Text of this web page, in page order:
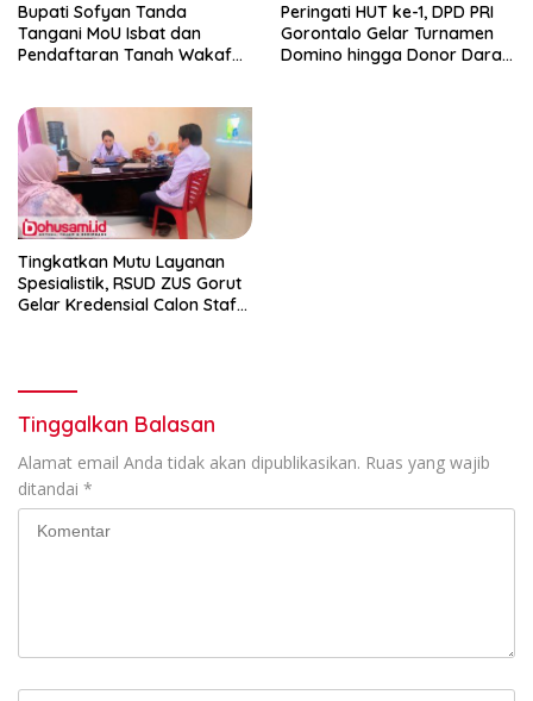
Bupati Sofyan Tanda
Tangani MoU Isbat dan
Pendaftaran Tanah Wakaf
Peringati HUT ke-1, DPD PRI
Gorontalo Gelar Turnamen
Domino hingga Donor Darah
Tingkatkan Mutu Layanan
Spesialistik, RSUD ZUS Gorut
Gelar Kredensial Calon Staf
Tinggalkan Balasan
Alamat email Anda tidak akan dipublikasikan. Ruas yang wajib
ditandai *